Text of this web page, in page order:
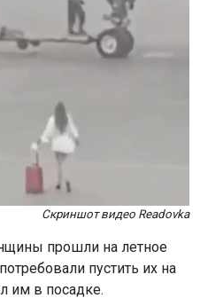
Скриншот видео Readovka
прошли на летное
пустить их на
им в посадке.